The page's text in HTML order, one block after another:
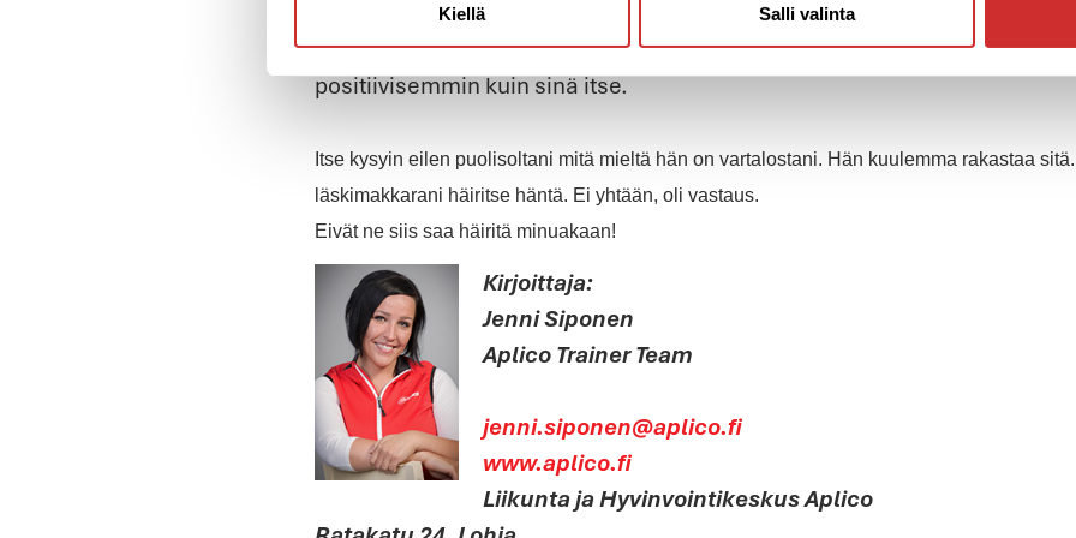
Kiellä Salli valinta
aivottomia ihmisiä mukaan, jotka kokevat olevansa niin paljon parempia,
loukata muita ihmisiä sanoillaan, niin uskon että suurin osa ajattelee
positiivisemmin kuin sinä itse.
Itse kysyin eilen puolisoltani mitä mieltä hän on vartalostani. Hän kuulemma rakastaa
läskimakkarani häiritse häntä. Ei yhtään, oli vastaus.
Eivät ne siis saa häiritä minuakaan!
Kirjoittaja:
Jenni Siponen
Aplico Trainer Team
jenni.siponen@aplico.fi
www.aplico.fi
Liikunta ja Hyvinvointikeskus Aplico